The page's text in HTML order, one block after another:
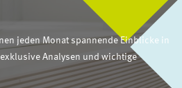
jeden Monat spannende Einblicke in
Analysen und wichtige